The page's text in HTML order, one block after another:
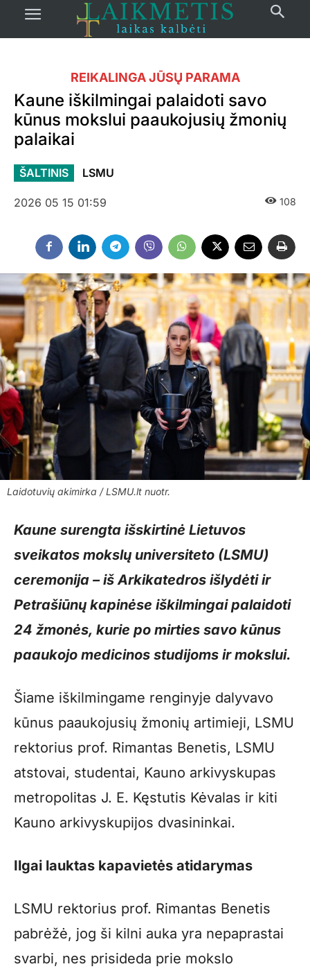
REIKALINGA JŪSŲ PARAMA
Kaune iškilmingai palaidoti savo
kūnus mokslui paaukojusių žmonių
palaikai
ŠALTINIS LSMU
2026 05 15 01:59 108
Laidotuvių akimirka / LSMU.lt nuotr.
Kaune surengta išskirtinė Lietuvos
sveikatos mokslų universiteto (LSMU)
ceremonija – iš Arkikatedros išlydėti ir
Petrašiūnų kapinėse iškilmingai palaidoti
24 žmonės, kurie po mirties savo kūnus
paaukojo medicinos studijoms ir mokslui.
Šiame iškilmingame renginyje dalyvavo
kūnus paaukojusių žmonių artimieji, LSMU
rektorius prof. Rimantas Benetis, LSMU
atstovai, studentai, Kauno arkivyskupas
metropolitas J. E. Kęstutis Kėvalas ir kiti
Kauno arkivyskupijos dvasininkai.
Ilgai lauktas kapavietės atidarymas
LSMU rektorius prof. Rimantas Benetis
pabrėžė, jog ši kilni auka yra nepaprastai
svarbi, nes prisideda prie mokslo